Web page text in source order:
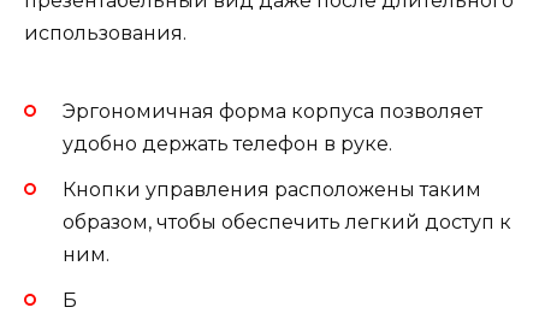
использования.
Эргономичная форма корпуса позволяет
удобно держать телефон в руке.
Кнопки управления расположены таким
образом, чтобы обеспечить легкий доступ к
ним.
Б